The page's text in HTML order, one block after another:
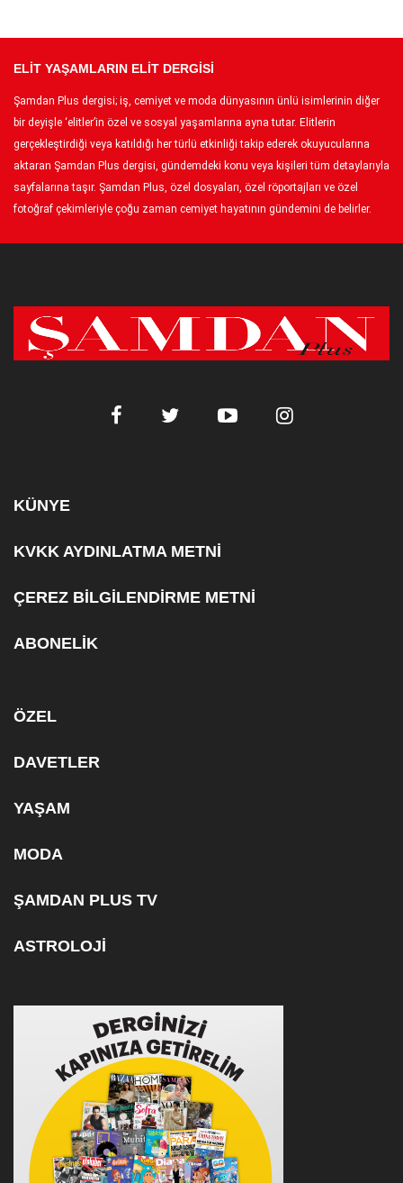
ELİT YAŞAMLARIN ELİT DERGİSİ
Şamdan Plus dergisi; iş, cemiyet ve moda dünyasının ünlü isimlerinin diğer
bir deyişle ‘elitler’in özel ve sosyal yaşamlarına ayna tutar. Elitlerin
gerçekleştirdiği veya katıldığı her türlü etkinliği takip ederek okuyucularına
aktaran Şamdan Plus dergisi, gündemdeki konu veya kişileri tüm detaylarıyla
sayfalarına taşır. Şamdan Plus, özel dosyaları, özel röportajları ve özel
fotoğraf çekimleriyle çoğu zaman cemiyet hayatının gündemini de belirler.
KÜNYE
KVKK AYDINLATMA METNİ
ÇEREZ BİLGİLENDİRME METNİ
ABONELİK
ÖZEL
DAVETLER
YAŞAM
MODA
ŞAMDAN PLUS TV
ASTROLOJİ